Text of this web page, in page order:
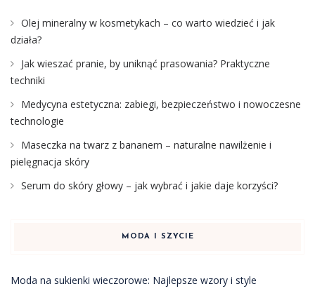
Olej mineralny w kosmetykach – co warto wiedzieć i jak
działa?
Jak wieszać pranie, by uniknąć prasowania? Praktyczne
techniki
Medycyna estetyczna: zabiegi, bezpieczeństwo i nowoczesne
technologie
Maseczka na twarz z bananem – naturalne nawilżenie i
pielęgnacja skóry
Serum do skóry głowy – jak wybrać i jakie daje korzyści?
MODA I SZYCIE
Moda na sukienki wieczorowe: Najlepsze wzory i style